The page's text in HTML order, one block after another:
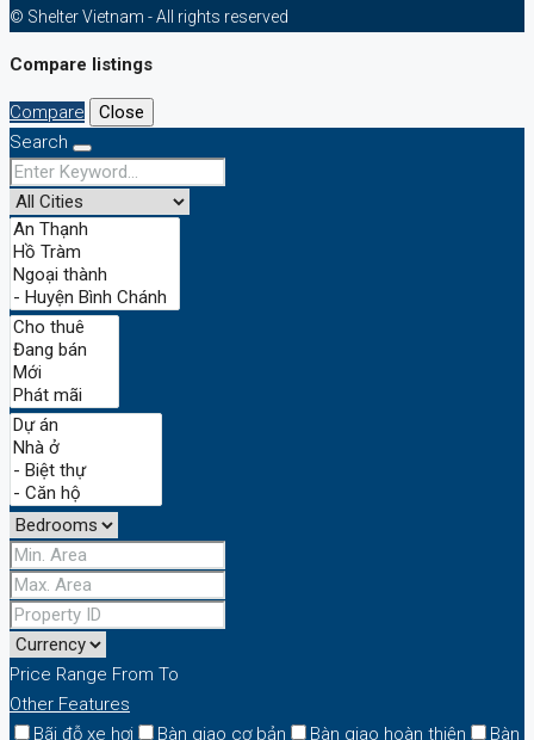
© Shelter Vietnam - All rights reserved
Compare listings
Compare
Close
Search
Price Range From To
Other Features
Bãi đỗ xe hơi
Bàn giao cơ bản Bàn giao hoàn thiện
Bàn